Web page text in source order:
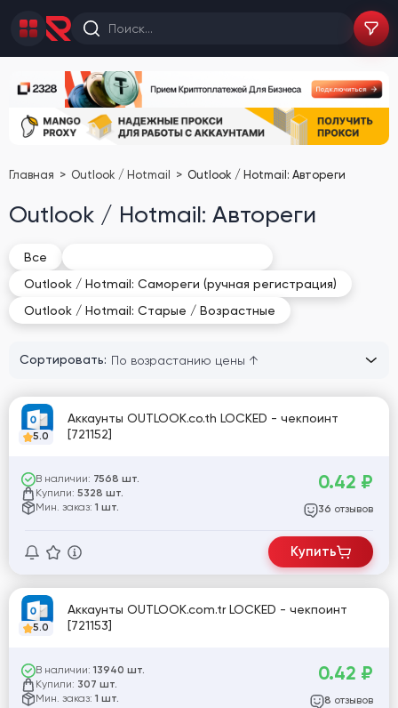
Главная Outlook / Hotmail Outlook / Hotmail: Автореги
Outlook / Hotmail: Автореги
Все
Outlook / Hotmail: Самореги (ручная регистрация)
Outlook / Hotmail: Старые / Возрастные
Сортировать:
5.0
Аккаунты OUTLOOK.co.th LOCKED - чекпоинт
[721152]
В наличии: 7568 шт.
Купили: 5328 шт.
Мин. заказ: 1 шт.
0.42 ₽
36 отзывов
Купить
5.0
Аккаунты OUTLOOK.com.tr LOCKED - чекпоинт
[721153]
В наличии: 13940 шт.
Купили: 307 шт.
Мин. заказ: 1 шт.
0.42 ₽
8 отзывов